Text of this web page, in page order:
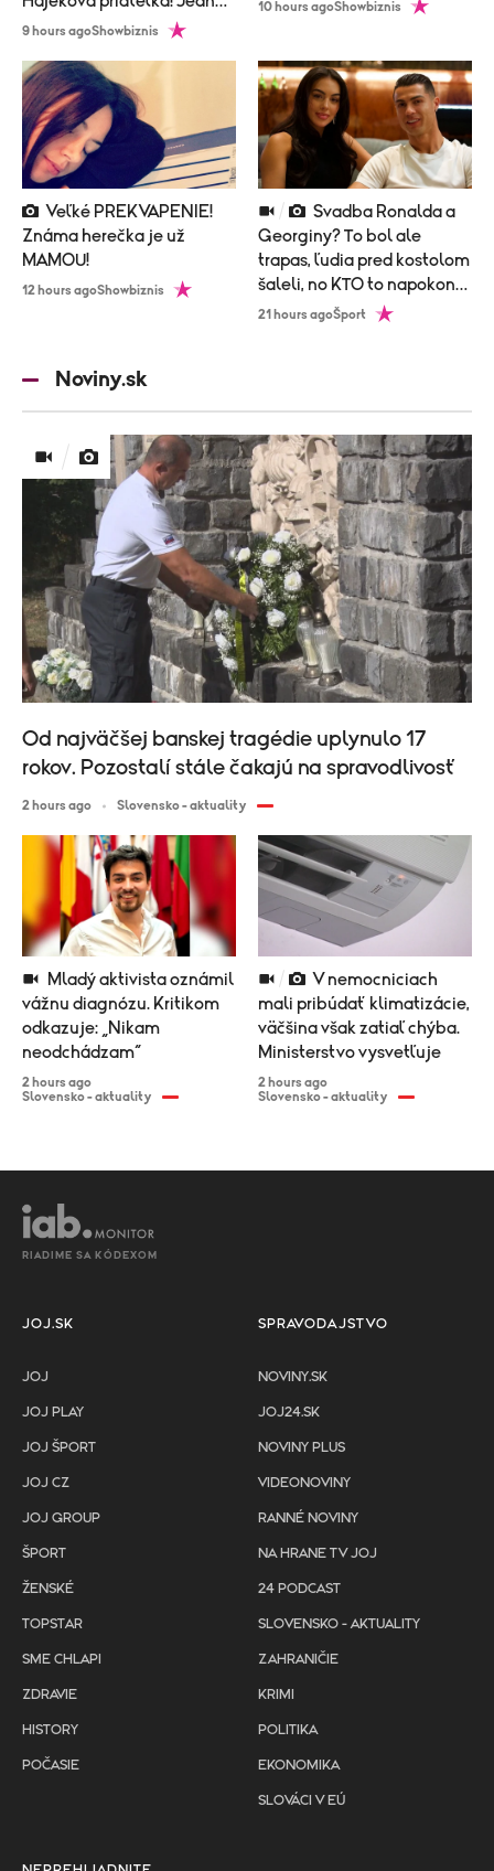
väčšia šupa ako druhá!
9 hours agoShowbiznis
10 hours agoShowbiznis
Známa herečka je už
MAMOU!
12 hours agoShowbiznis
Georginy? To bol ale
trapas, ľudia pred kostolom
šaleli, no KTO to napokon
prišiel?!
21 hours agoŠport
Noviny.sk
vážnu diagnózu. Kritikom
odkazuje: „Nikam
neodchádzam“
2 hours ago
Slovensko - aktuality
mali pribúdať klimatizácie,
väčšina však zatiaľ chýba.
Ministerstvo vysvetľuje
2 hours ago
Slovensko - aktuality
Od najväčšej banskej tragédie uplynulo 17
rokov. Pozostalí stále čakajú na spravodlivosť
2 hours ago Slovensko - aktuality
RIADIME SA KÓDEXOM
JOJ.SK
JOJ
JOJ PLAY
JOJ ŠPORT
JOJ CZ
JOJ GROUP
ŠPORT
ŽENSKÉ
TOPSTAR
SME CHLAPI
ZDRAVIE
HISTORY
POČASIE
SPRAVODAJSTVO
NOVINY.SK
JOJ24.SK
NOVINY PLUS
VIDEONOVINY
RANNÉ NOVINY
NA HRANE TV JOJ
24 PODCAST
SLOVENSKO - AKTUALITY
ZAHRANIČIE
KRIMI
POLITIKA
EKONOMIKA
SLOVÁCI V EÚ